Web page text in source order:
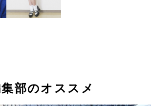
部のオススメ